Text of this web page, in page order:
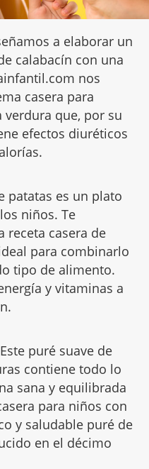
a elaborar un
calabacín con una
nos
casera para
verdura que, por su
efectos diuréticos
patatas es un plato
niños. Te
receta casera de
para combinarlo
tipo de alimento.
y vitaminas a
Este puré suave de
contiene todo lo
sana y equilibrada
para niños con
y saludable puré de
en el décimo